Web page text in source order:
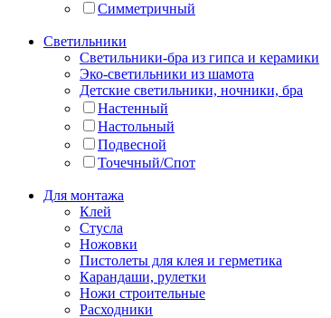
Симметричный
Светильники
Светильники-бра из гипса и керамики
Эко-светильники из шамота
Детские светильники, ночники, бра
Настенный
Настольный
Подвесной
Точечный/Спот
Для монтажа
Клей
Стусла
Ножовки
Пистолеты для клея и герметика
Карандаши, рулетки
Ножи строительные
Расходники